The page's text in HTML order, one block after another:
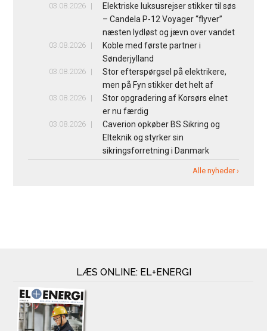
03.08.2026
Elektriske luksusrejser stikker til søs
– Candela P-12 Voyager “flyver”
næsten lydløst og jævn over vandet
03.08.2026
Koble med første partner i
Sønderjylland
03.08.2026
Stor efterspørgsel på elektrikere,
men på Fyn stikker det helt af
03.08.2026
Stor opgradering af Korsørs elnet
er nu færdig
03.08.2026
Caverion opkøber BS Sikring og
Elteknik og styrker sin
sikringsforretning i Danmark
Alle nyheder ›
LÆS ONLINE: EL+ENERGI